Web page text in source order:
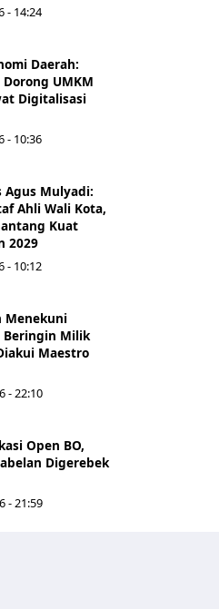
- 14:24
Daerah:
Dorong UMKM
Digitalisasi
- 10:36
Agus Mulyadi:
Ahli Wali Kota,
Kuat
2029
- 10:12
Menekuni
Beringin Milik
Maestro
- 22:10
Open BO,
Digerebek
- 21:59